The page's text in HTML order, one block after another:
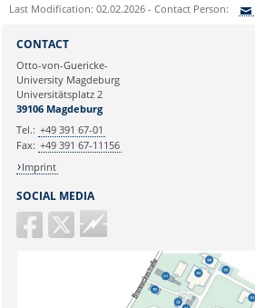
Last Modification: 02.02.2026 - Contact Person:
Ihre E-Mailadresse:
Ihr Anliegen:
SOCIAL MEDIA
Guericke
FM
CONTACT
Otto-von-Guericke-
University Magdeburg
Universitätsplatz 2
39106 Magdeburg
Tel.: +49 391 67-01
Fax: +49 391 67-11156
Imprint